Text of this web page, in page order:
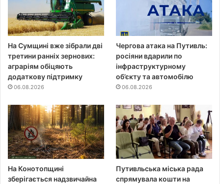
На Сумщині вже зібрали дві
третини ранніх зернових:
аграріям обіцяють
додаткову підтримку
06.08.2026
Чергова атака на Путивль:
росіяни вдарили по
інфраструктурному
об’єкту та автомобілю
06.08.2026
На Конотопщині
зберігається надзвичайна
Путивльська міська рада
спрямувала кошти на